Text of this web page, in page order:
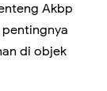
Akbp
pentingnya
di objek